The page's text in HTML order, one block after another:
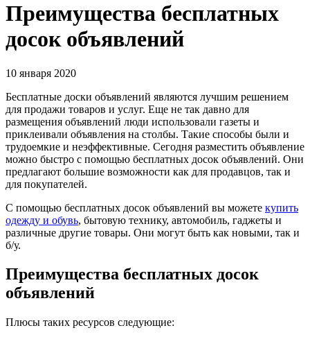
Преимущества бесплатных
досок объявлений
10 января 2020
Бесплатные доски объявлений являются лучшим решением
для продажи товаров и услуг. Еще не так давно для
размещения объявлений люди использовали газеты и
приклеивали объявления на столбы. Такие способы были и
трудоемкие и неэффективные. Сегодня разместить объявление
можно быстро с помощью бесплатных досок объявлений. Они
предлагают большие возможности как для продавцов, так и
для покупателей.
С помощью бесплатных досок объявлений вы можете купить
одежду и обувь, бытовую технику, автомобиль, гаджеты и
различные другие товары. Они могут быть как новыми, так и
б/у.
Преимущества бесплатных досок
объявлений
Плюсы таких ресурсов следующие: